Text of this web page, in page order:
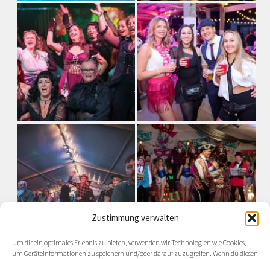
Zustimmung verwalten
Um dir ein optimales Erlebnis zu bieten, verwenden wir Technologien wie Cookies,
um Geräteinformationen zu speichern und/oder darauf zuzugreifen. Wenn du diesen